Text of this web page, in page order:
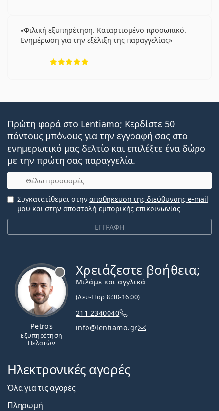
Φιλική εξυπηρέτηση. Καταρτισμένο προσωπικό.
Ενημέρωση για την εξέλιξη της παραγγελίας
Πρώτη φορά στο Lentiamo; Κερδίστε 50
πόντους μπόνους για την εγγραφή σας στο
ενημερωτικό μας δελτίο και επιλέξτε ένα δώρο
με την πρώτη σας παραγγελία.
Email
ΕΓΓΡΑΦΗ
Συγκατατίθεμαι στην αποθήκευση της διεύθυνσης e-mail
μου και στην αποστολή εμπορικής επικοινωνίας
Petros
Εξυπηρέτηση
Πελατών
Χρειάζεστε βοήθεια;
Μιλάμε και αγγλικά
(Δευ-Παρ 8:30-16:00)
211 2340040
info@lentiamo.gr
Ηλεκτρονικές αγορές
Όλα για τις αγορές
Πληρωμή